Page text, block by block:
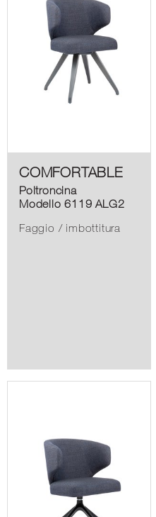
COMFORTABLE
Poltroncina
Modello 6119 ALG2
Faggio / imbottitura